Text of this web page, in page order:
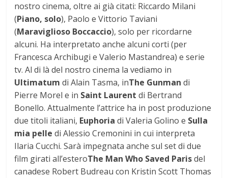
nostro cinema, oltre ai già citati: Riccardo Milani
(Piano, solo), Paolo e Vittorio Taviani
(Maraviglioso Boccaccio), solo per ricordarne
alcuni. Ha interpretato anche alcuni corti (per
Francesca Archibugi e Valerio Mastandrea) e serie
tv. Al di là del nostro cinema la vediamo in
Ultimatum di Alain Tasma, inThe Gunman di
Pierre Morel e in Saint Laurent di Bertrand
Bonello. Attualmente l’attrice ha in post produzione
due titoli italiani, Euphoriadi Valeria Golino e Sulla
mia pelle di Alessio Cremonini in cui interpreta
Ilaria Cucchi. Sarà impegnata anche sul set di due
film girati all’esteroThe Man Who Saved Parisdel
canadese Robert Budreau con Kristin Scott Thomas